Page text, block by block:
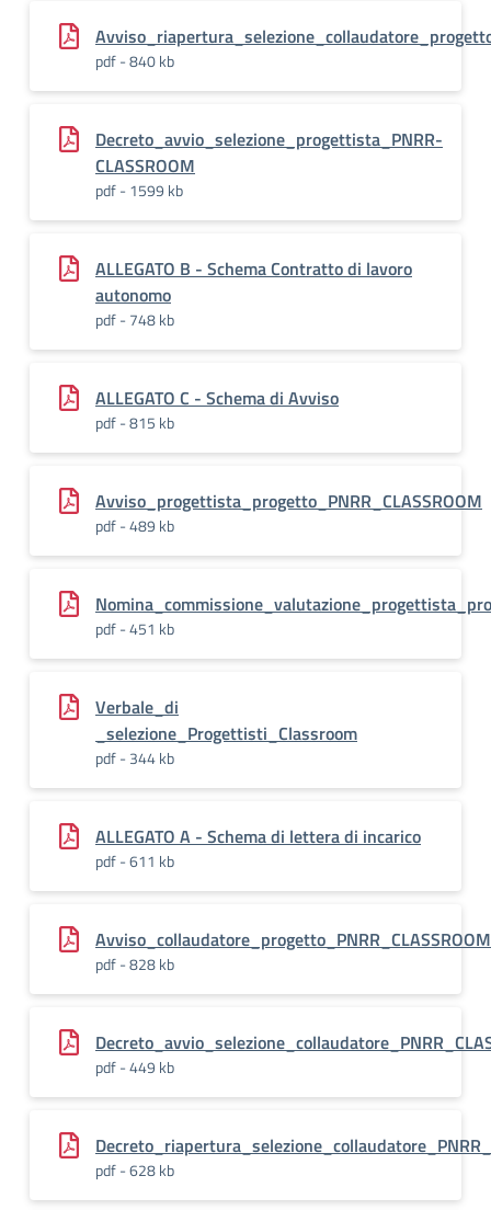
pdf - 840 kb
Decreto_avvio_selezione_progettista_PNRR-
CLASSROOM
pdf - 1599 kb
ALLEGATO B - Schema Contratto di lavoro
autonomo
pdf - 748 kb
ALLEGATO C - Schema di Avviso
pdf - 815 kb
Avviso_progettista_progetto_PNRR_CLASSROOM
pdf - 489 kb
pdf - 451 kb
Verbale_di
_selezione_Progettisti_Classroom
pdf - 344 kb
ALLEGATO A - Schema di lettera di incarico
pdf - 611 kb
pdf - 828 kb
pdf - 449 kb
pdf - 628 kb